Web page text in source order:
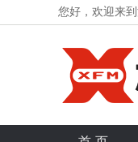
您好，欢迎来